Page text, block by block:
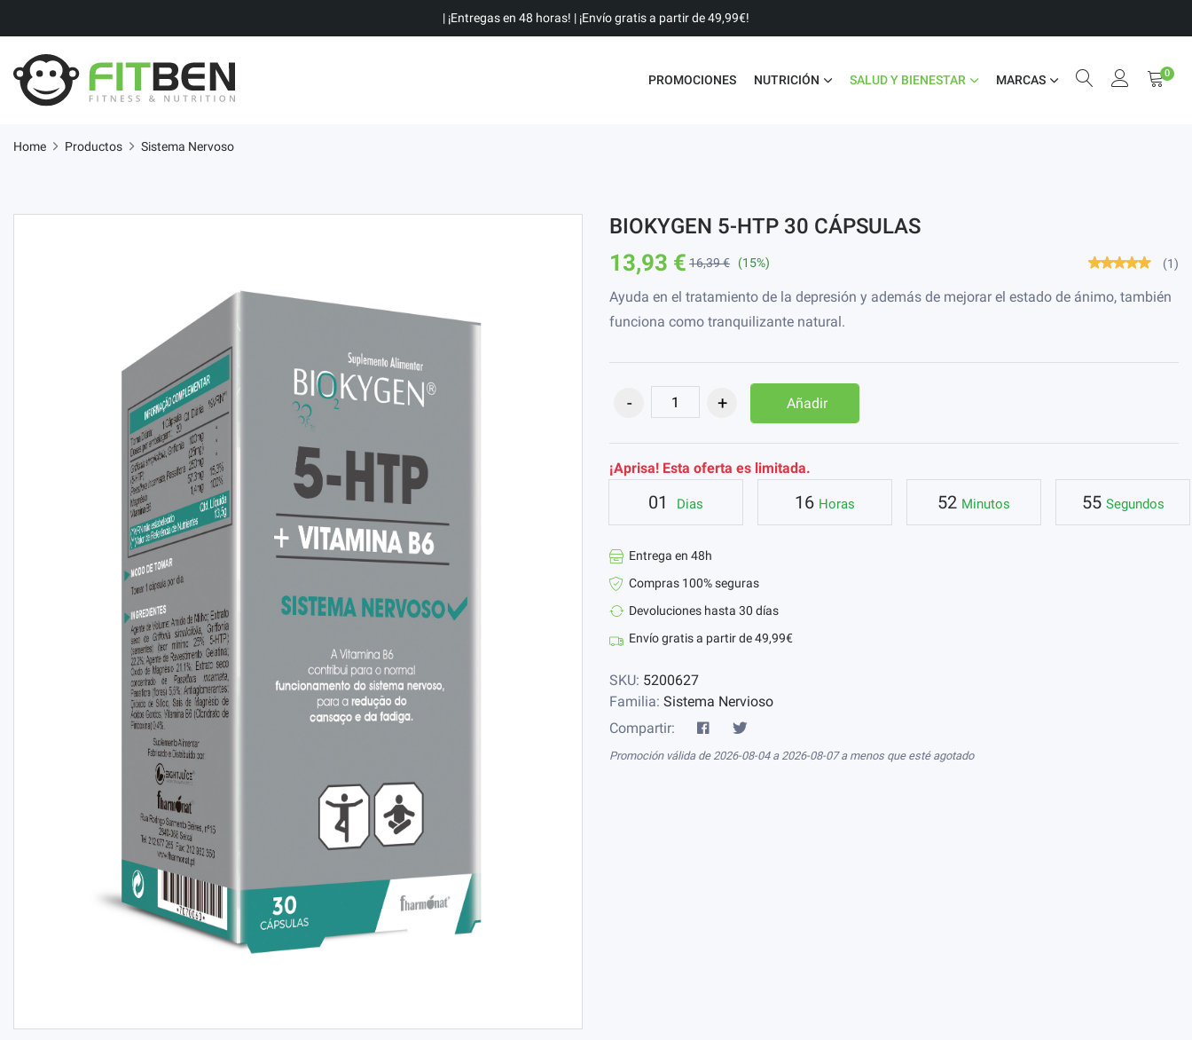
| ¡Entregas en 48 horas! | ¡Envío gratis a partir de 49,99€!
PROMOCIONES NUTRICIÓN SALUD Y BIENESTAR MARCAS 0
Home Productos Sistema Nervoso
BIOKYGEN 5-HTP 30 CÁPSULAS
13,93 € 16,39 € (15%) (1)
Ayuda en el tratamiento de la depresión y además de mejorar el estado de ánimo, también
funciona como tranquilizante natural.
Añadir
¡Aprisa! Esta oferta es limitada.
01 Dias 16 Horas 52 Minutos 54 Segundos
Entrega en 48h
Compras 100% seguras
Devoluciones hasta 30 días
Envío gratis a partir de 49,99€
SKU: 5200627
Familia: Sistema Nervioso
Compartir:
Promoción válida de 2026-08-04 a 2026-08-07 a menos que esté agotado